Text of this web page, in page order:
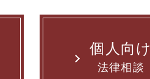
個人向け
法律相談